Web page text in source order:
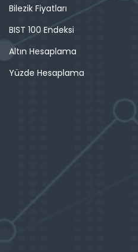
Bilezik Fiyatları
BIST 100 Endeksi
Altın Hesaplama
Yüzde Hesaplama